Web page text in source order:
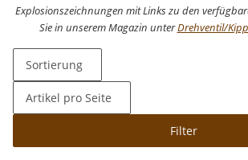
Explosionszeichnungen mit Links zu den
Sie in unserem Magazin unterDrehventil/
Filter
Sortierung
Artikel pro Seite